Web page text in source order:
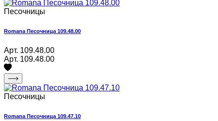
Песочницы
Romana Песочница 109.48.00
Арт. 109.48.00
Арт. 109.48.00
Песочницы
Romana Песочница 109.47.10